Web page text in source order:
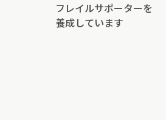
フレイルサポーターを
養成しています